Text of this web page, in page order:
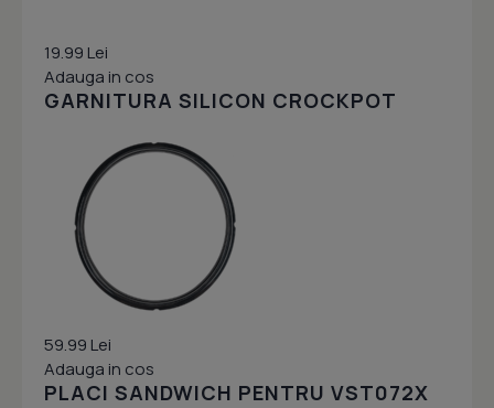
19.99 Lei
Adauga in cos
GARNITURA SILICON CROCKPOT
59.99 Lei
Adauga in cos
PLACI SANDWICH PENTRU VST072X